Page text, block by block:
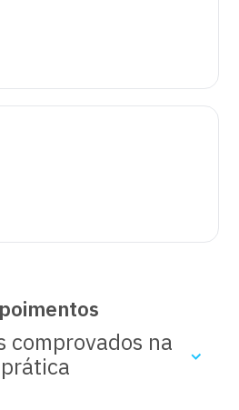
comprovados na
prática